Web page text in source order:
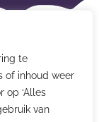
te
of inhoud weer
op ‘Alles
van